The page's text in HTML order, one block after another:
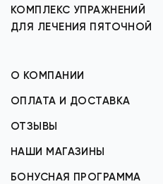
КОМПЛЕКС УПРАЖНЕНИЙ
ДЛЯ ЛЕЧЕНИЯ ПЯТОЧНОЙ
О КОМПАНИИ
ОПЛАТА И ДОСТАВКА
ОТЗЫВЫ
НАШИ МАГАЗИНЫ
БОНУСНАЯ ПРОГРАММА